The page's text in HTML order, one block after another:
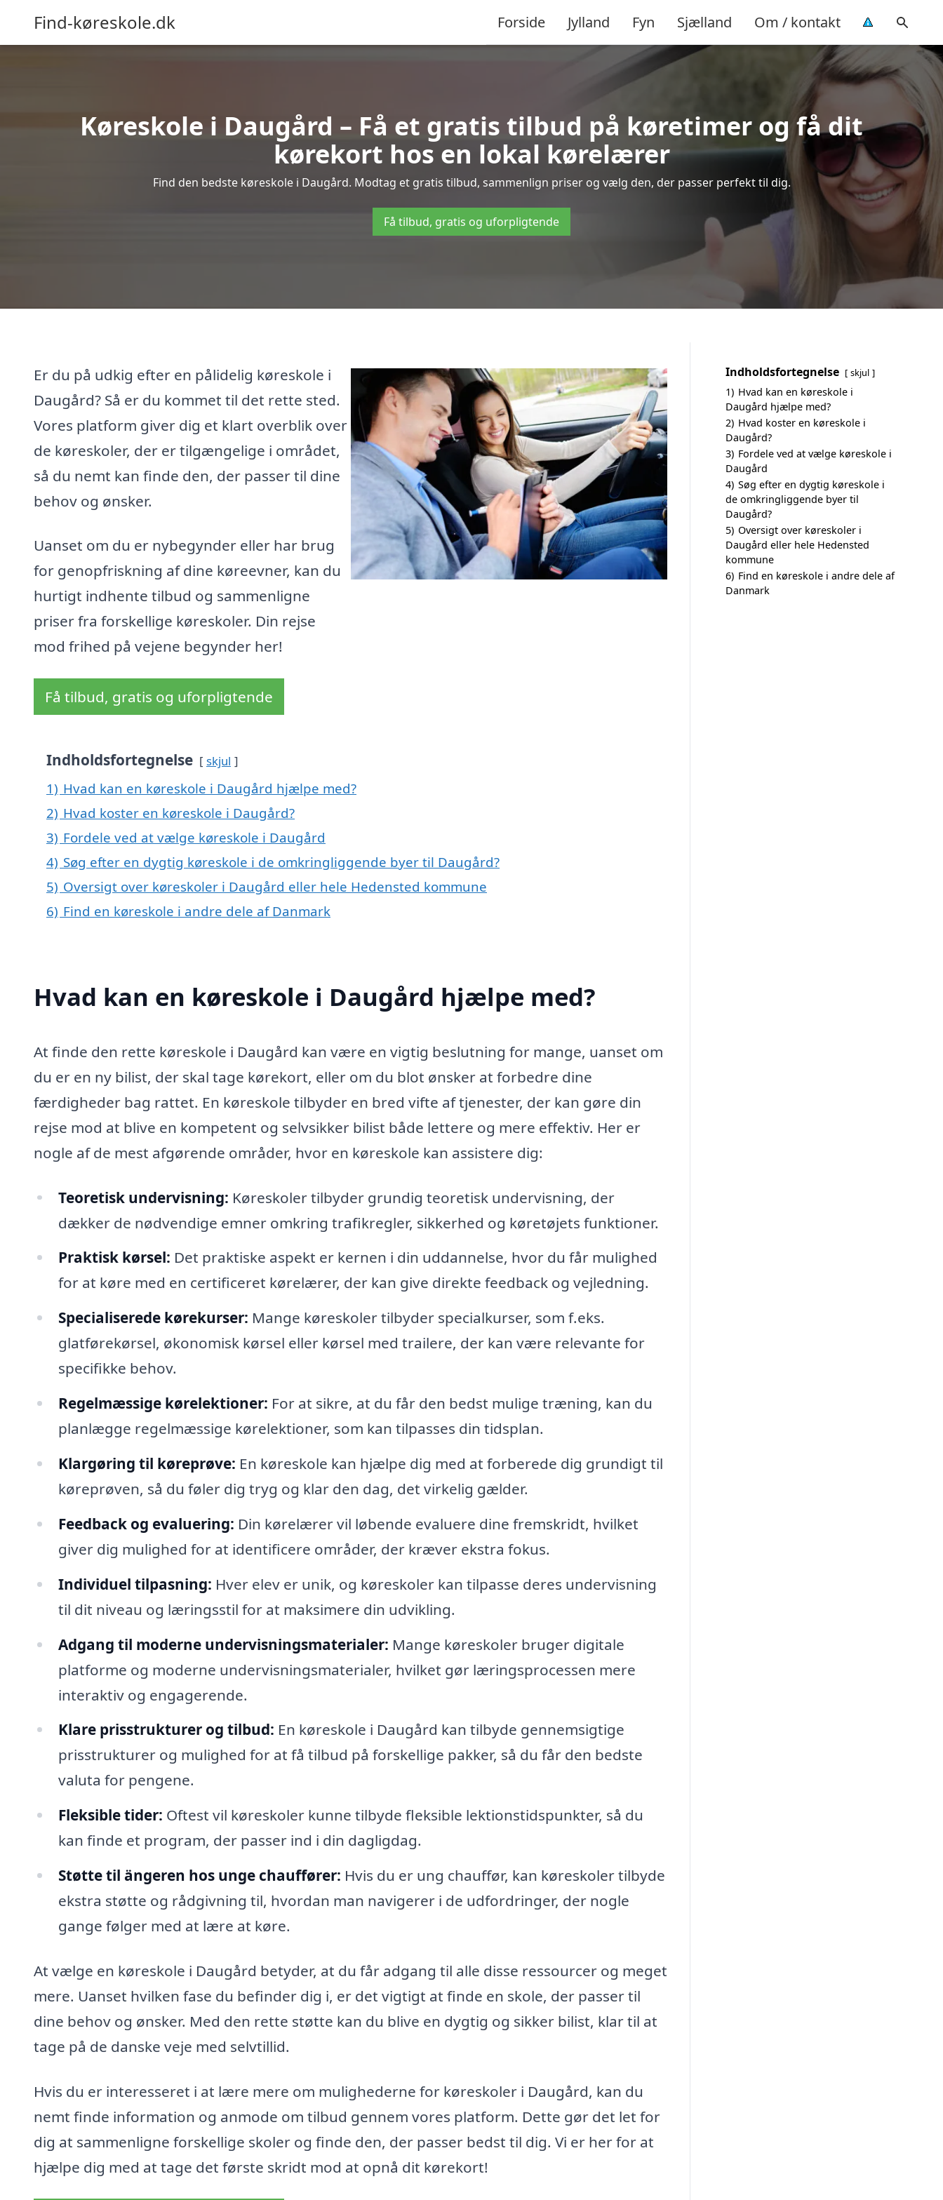
Find-køreskole.dk Forside Jylland Fyn Sjælland Om / kontakt
Køreskole i Daugård – Få et gratis tilbud på køretimer og få dit
kørekort hos en lokal kørelærer
Find den bedste køreskole i Daugård. Modtag et gratis tilbud, sammenlign priser og vælg den, der passer perfekt til dig.
Få tilbud, gratis og uforpligtende
Er du på udkig efter en pålidelig køreskole i
Daugård? Så er du kommet til det rette sted.
Vores platform giver dig et klart overblik over
de køreskoler, der er tilgængelige i området,
så du nemt kan finde den, der passer til dine
behov og ønsker.
Uanset om du er nybegynder eller har brug
for genopfriskning af dine køreevner, kan du
hurtigt indhente tilbud og sammenligne
priser fra forskellige køreskoler. Din rejse
mod frihed på vejene begynder her!
Få tilbud, gratis og uforpligtende
Indholdsfortegnelse skjul
1) Hvad kan en køreskole i Daugård hjælpe med?
2) Hvad koster en køreskole i Daugård?
3) Fordele ved at vælge køreskole i Daugård
4) Søg efter en dygtig køreskole i de omkringliggende byer til Daugård?
5) Oversigt over køreskoler i Daugård eller hele Hedensted kommune
6) Find en køreskole i andre dele af Danmark
Hvad kan en køreskole i Daugård hjælpe med?
At finde den rette køreskole i Daugård kan være en vigtig beslutning for mange, uanset om
du er en ny bilist, der skal tage kørekort, eller om du blot ønsker at forbedre dine
færdigheder bag rattet. En køreskole tilbyder en bred vifte af tjenester, der kan gøre din
rejse mod at blive en kompetent og selvsikker bilist både lettere og mere effektiv. Her er
nogle af de mest afgørende områder, hvor en køreskole kan assistere dig:
Teoretisk undervisning: Køreskoler tilbyder grundig teoretisk undervisning, der
dækker de nødvendige emner omkring trafikregler, sikkerhed og køretøjets funktioner.
Praktisk kørsel: Det praktiske aspekt er kernen i din uddannelse, hvor du får mulighed
for at køre med en certificeret kørelærer, der kan give direkte feedback og vejledning.
Specialiserede kørekurser: Mange køreskoler tilbyder specialkurser, som f.eks.
glatførekørsel, økonomisk kørsel eller kørsel med trailere, der kan være relevante for
specifikke behov.
Regelmæssige kørelektioner: For at sikre, at du får den bedst mulige træning, kan du
planlægge regelmæssige kørelektioner, som kan tilpasses din tidsplan.
Klargøring til køreprøve: En køreskole kan hjælpe dig med at forberede dig grundigt til
køreprøven, så du føler dig tryg og klar den dag, det virkelig gælder.
Feedback og evaluering: Din kørelærer vil løbende evaluere dine fremskridt, hvilket
giver dig mulighed for at identificere områder, der kræver ekstra fokus.
Individuel tilpasning: Hver elev er unik, og køreskoler kan tilpasse deres undervisning
til dit niveau og læringsstil for at maksimere din udvikling.
Adgang til moderne undervisningsmaterialer: Mange køreskoler bruger digitale
platforme og moderne undervisningsmaterialer, hvilket gør læringsprocessen mere
interaktiv og engagerende.
Klare prisstrukturer og tilbud: En køreskole i Daugård kan tilbyde gennemsigtige
prisstrukturer og mulighed for at få tilbud på forskellige pakker, så du får den bedste
valuta for pengene.
Fleksible tider: Oftest vil køreskoler kunne tilbyde fleksible lektionstidspunkter, så du
kan finde et program, der passer ind i din dagligdag.
Støtte til ängeren hos unge chauffører: Hvis du er ung chauffør, kan køreskoler tilbyde
ekstra støtte og rådgivning til, hvordan man navigerer i de udfordringer, der nogle
gange følger med at lære at køre.
At vælge en køreskole i Daugård betyder, at du får adgang til alle disse ressourcer og meget
mere. Uanset hvilken fase du befinder dig i, er det vigtigt at finde en skole, der passer til
dine behov og ønsker. Med den rette støtte kan du blive en dygtig og sikker bilist, klar til at
tage på de danske veje med selvtillid.
Hvis du er interesseret i at lære mere om mulighederne for køreskoler i Daugård, kan du
nemt finde information og anmode om tilbud gennem vores platform. Dette gør det let for
dig at sammenligne forskellige skoler og finde den, der passer bedst til dig. Vi er her for at
hjælpe dig med at tage det første skridt mod at opnå dit kørekort!
Indholdsfortegnelse skjul
1) Hvad kan en køreskole i
Daugård hjælpe med?
2) Hvad koster en køreskole i
Daugård?
3) Fordele ved at vælge køreskole i
Daugård
4) Søg efter en dygtig køreskole i
de omkringliggende byer til
Daugård?
5) Oversigt over køreskoler i
Daugård eller hele Hedensted
kommune
6) Find en køreskole i andre dele af
Danmark